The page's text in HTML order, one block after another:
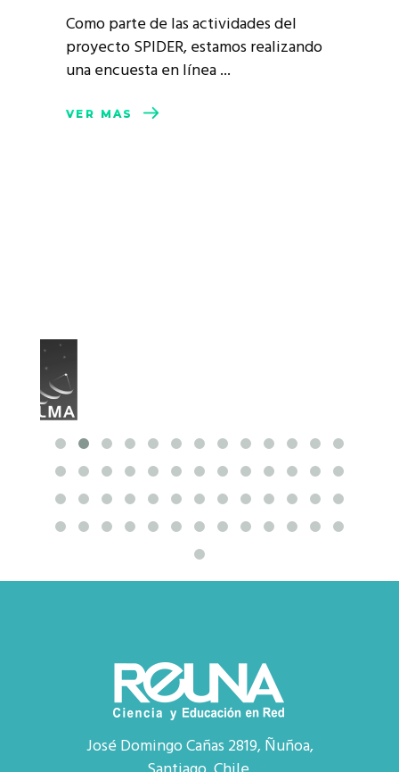
Como parte de las actividades del
proyecto SPIDER, estamos realizando
una encuesta en línea
VER MÁS
José Domingo Cañas 2819, Ñuñoa,